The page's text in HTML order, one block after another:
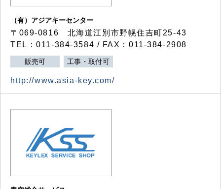
（有）アジアキーセンター
〒069-0816 北海道江別市野幌住吉町25-43
TEL：011-384-3584 / FAX：011-384-2908
販売可 工事・取付可
http://www.asia-key.com/